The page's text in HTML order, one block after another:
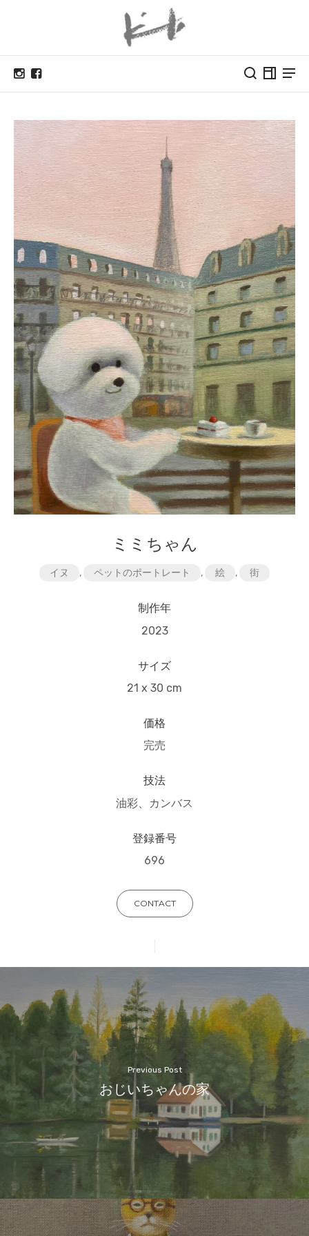
ミミちゃん
イヌ , ペットのポートレート , 絵 , 街
制作年
2023
サイズ
21 x 30 cm
価格
完売
技法
油彩、カンバス
登録番号
696
CONTACT
Previous Post
おじいちゃんの家